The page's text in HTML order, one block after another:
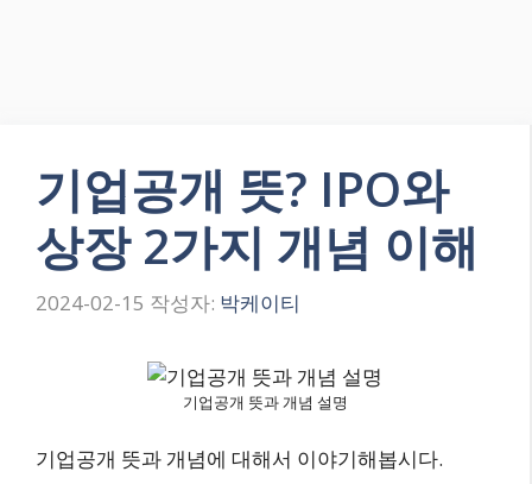
기업공개 뜻? IPO와
상장 2가지 개념 이해
2024-02-15 작성자: 박케이티
기업공개 뜻과 개념 설명
기업공개 뜻과 개념에 대해서 이야기해봅시다.